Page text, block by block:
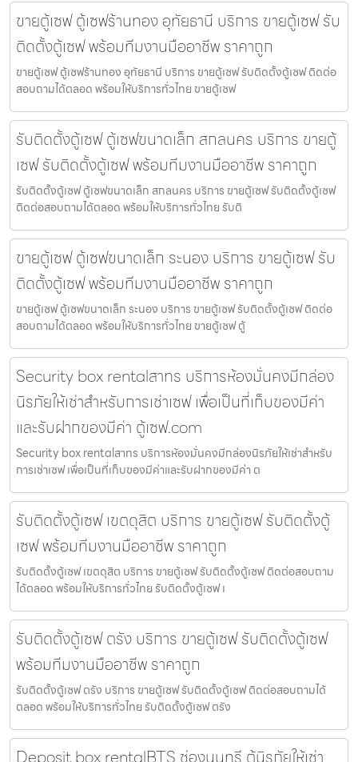
ขายตู้เซฟ ตู้เซฟร้านทอง อุทัยธานี บริการ ขายตู้เซฟ รับ
ติดตั้งตู้เซฟ พร้อมทีมงานมืออาชีพ ราคาถูก
ขายตู้เซฟ ตู้เซฟร้านทอง อุทัยธานี บริการ ขายตู้เซฟ รับติดตั้งตู้เซฟ ติดต่อ
สอบถามได้ตลอด พร้อมให้บริการทั่วไทย ขายตู้เซฟ
รับติดตั้งตู้เซฟ ตู้เซฟขนาดเล็ก สกลนคร บริการ ขายตู้
เซฟ รับติดตั้งตู้เซฟ พร้อมทีมงานมืออาชีพ ราคาถูก
รับติดตั้งตู้เซฟ ตู้เซฟขนาดเล็ก สกลนคร บริการ ขายตู้เซฟ รับติดตั้งตู้เซฟ
ติดต่อสอบถามได้ตลอด พร้อมให้บริการทั่วไทย รับติ
ขายตู้เซฟ ตู้เซฟขนาดเล็ก ระนอง บริการ ขายตู้เซฟ รับ
ติดตั้งตู้เซฟ พร้อมทีมงานมืออาชีพ ราคาถูก
ขายตู้เซฟ ตู้เซฟขนาดเล็ก ระนอง บริการ ขายตู้เซฟ รับติดตั้งตู้เซฟ ติดต่อ
สอบถามได้ตลอด พร้อมให้บริการทั่วไทย ขายตู้เซฟ ตู้
Security box rentalสาทร บริการห้องมั่นคงมีกล่อง
นิรภัยให้เช่าสำหรับการเช่าเซฟ เพื่อเป็นที่เก็บของมีค่า
และรับฝากของมีค่า ตู้เซฟ.com
Security box rentalสาทร บริการห้องมั่นคงมีกล่องนิรภัยให้เช่าสำหรับ
การเช่าเซฟ เพื่อเป็นที่เก็บของมีค่าและรับฝากของมีค่า ต
รับติดตั้งตู้เซฟ เขตดุสิต บริการ ขายตู้เซฟ รับติดตั้งตู้
เซฟ พร้อมทีมงานมืออาชีพ ราคาถูก
รับติดตั้งตู้เซฟ เขตดุสิต บริการ ขายตู้เซฟ รับติดตั้งตู้เซฟ ติดต่อสอบถาม
ได้ตลอด พร้อมให้บริการทั่วไทย รับติดตั้งตู้เซฟ เ
รับติดตั้งตู้เซฟ ตรัง บริการ ขายตู้เซฟ รับติดตั้งตู้เซฟ
พร้อมทีมงานมืออาชีพ ราคาถูก
รับติดตั้งตู้เซฟ ตรัง บริการ ขายตู้เซฟ รับติดตั้งตู้เซฟ ติดต่อสอบถามได้
ตลอด พร้อมให้บริการทั่วไทย รับติดตั้งตู้เซฟ ตรัง